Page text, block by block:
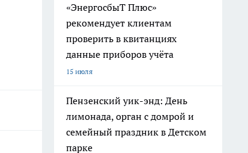
«ЭнергосбыТ Плюс»
рекомендует клиентам
проверить в квитанциях
данные приборов учёта
15 июля
Пензенский уик-энд: День
лимонада, орган с домрой и
семейный праздник в Детском
парке